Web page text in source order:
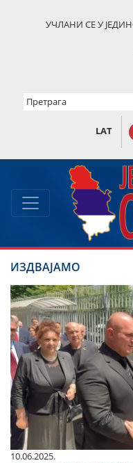
УЧЛАНИ СЕ У
LAT
ИЗДВАЈАМО
10.06.2025.